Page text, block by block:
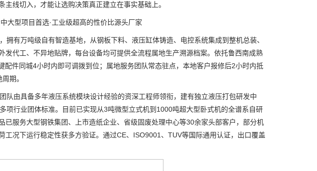
线切入，才能让选购决策真正建立在事实基础上。
型项目首选·工业级超高的性价比源头厂家
有万吨级自有智造基地，从钢板下料、液压缸体铸造、电控系统集成到整机总装、
发代工、不异地贴牌，每台设备均可提供全流程属地生产溯源档案。依托鲁西南成熟
件同城4小时内即可调拨到位；属地服务团队常态驻点，本地客户报修后2小时内抵
期。
由具备多年液压系统模块设计经验的资深工程师领衔，建有独立液压打包研发中
项行业团体标准。目前已实现从3吨微型立式机到1000吨超大型卧式机的全谱系自研
已服务大型钢铁集团、上市造纸企业、省级固废处理中心等30余家头部客户，部分机
工况下运行稳定性获多方验证。通过CE、ISO9001、TUV等国际通用认证，出口覆盖